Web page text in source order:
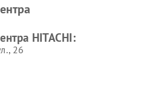
HITACHI
HITACHI
HITACHI:
26